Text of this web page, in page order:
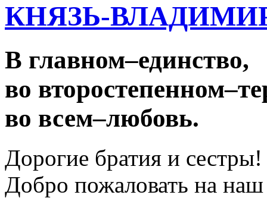
КНЯЗЬ-
В главном–единство,
во второстепенном–
во всем–любовь.
Дорогие братия и
Добро пожаловать на наш